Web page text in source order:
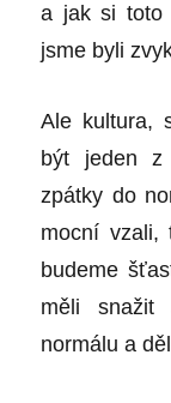
a jak si toto
jsme byli
Ale kultura,
být jeden z
zpátky do
mocní vzali,
budeme
měli snažit
normálu a